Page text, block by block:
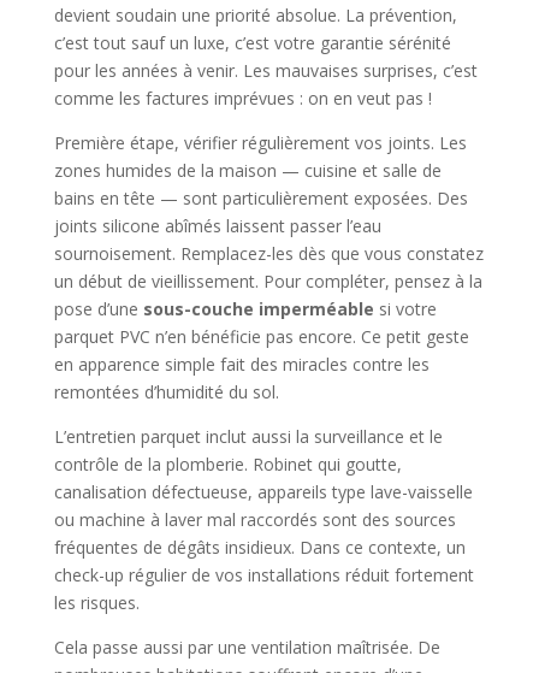
devient soudain une priorité absolue. La prévention,
c’est tout sauf un luxe, c’est votre garantie sérénité
pour les années à venir. Les mauvaises surprises, c’est
comme les factures imprévues : on en veut pas !
Première étape, vérifier régulièrement vos joints. Les
zones humides de la maison — cuisine et salle de
bains en tête — sont particulièrement exposées. Des
joints silicone abîmés laissent passer l’eau
sournoisement. Remplacez-les dès que vous constatez
un début de vieillissement. Pour compléter, pensez à la
pose d’une sous-couche imperméable si votre
parquet PVC n’en bénéficie pas encore. Ce petit geste
en apparence simple fait des miracles contre les
remontées d’humidité du sol.
L’entretien parquet inclut aussi la surveillance et le
contrôle de la plomberie. Robinet qui goutte,
canalisation défectueuse, appareils type lave-vaisselle
ou machine à laver mal raccordés sont des sources
fréquentes de dégâts insidieux. Dans ce contexte, un
check-up régulier de vos installations réduit fortement
les risques.
Cela passe aussi par une ventilation maîtrisée. De